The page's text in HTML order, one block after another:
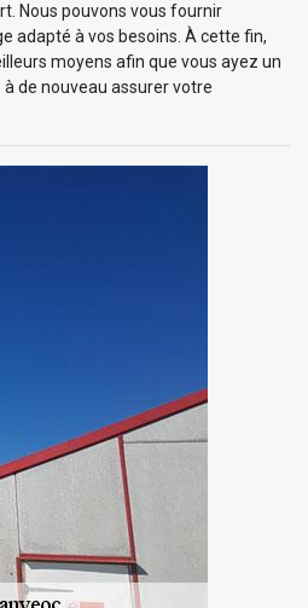
Nous pouvons vous fournir
adapté à vos besoins. À cette fin,
moyens afin que vous ayez un
de nouveau assurer votre